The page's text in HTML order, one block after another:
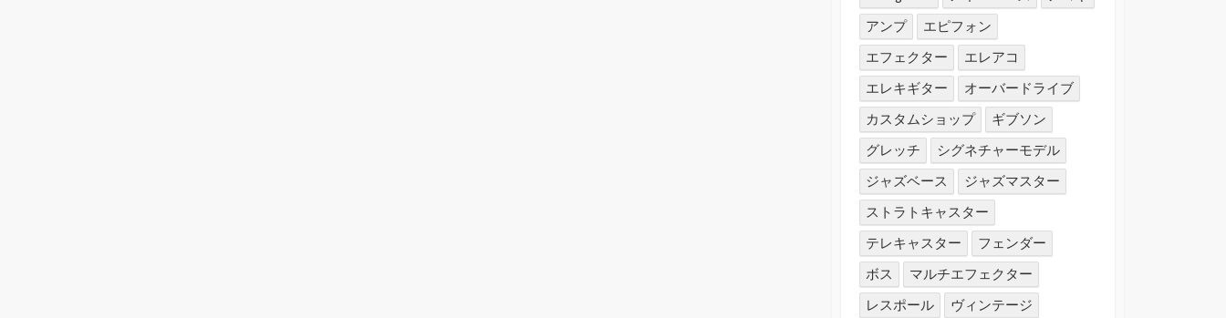
アンプ
エピフォン
エフェクター
エレアコ
エレキギター
オーバードライブ
カスタムショップ
ギブソン
グレッチ
シグネチャーモデル
ジャズベース
ジャズマスター
ストラトキャスター
テレキャスター
フェンダー
ボス
マルチエフェクター
レスポール
ヴィンテージ